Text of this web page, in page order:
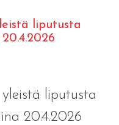
liputusta
liputusta
20.4.2026